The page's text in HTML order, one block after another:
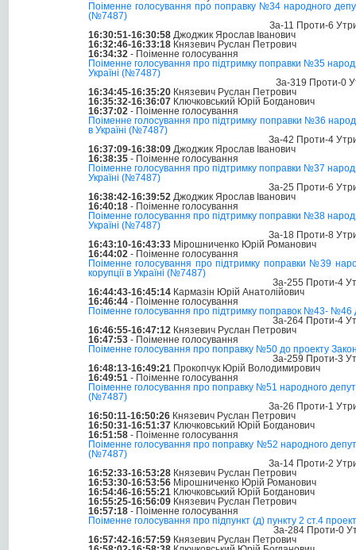
Поіменне голосування про поправку №34 народного
(№7487)
За-11 Проти-6
16:30:51-16:30:58 Джоджик Ярослав Іванович
16:32:46-16:33:18 Князевич Руслан Петрович
16:34:32 - Поіменне голосування
Поіменне голосування про підтримку поправки №35
Україні (№7487)
За-319 Проти-0
16:34:45-16:35:20 Князевич Руслан Петрович
16:35:32-16:36:07 Ключковський Юрій Богданович
16:37:02 - Поіменне голосування
Поіменне голосування про підтримку поправки №36
в Україні (№7487)
За-42 Проти-4
16:37:09-16:38:09 Джоджик Ярослав Іванович
16:38:35 - Поіменне голосування
Поіменне голосування про підтримку поправки №37
Україні (№7487)
За-25 Проти-6
16:38:42-16:39:52 Джоджик Ярослав Іванович
16:40:18 - Поіменне голосування
Поіменне голосування про підтримку поправки №38
Україні (№7487)
За-18 Проти-8
16:43:10-16:43:33 Мірошниченко Юрій Романович
16:44:02 - Поіменне голосування
Поіменне голосування про підтримку поправки №39
корупції в Україні (№7487)
За-255 Проти-4
16:44:43-16:45:14 Кармазін Юрій Анатолійович
16:46:44 - Поіменне голосування
Поіменне голосування про підтримку поправок №43- №46
За-264 Проти-4
16:46:55-16:47:12 Князевич Руслан Петрович
16:47:53 - Поіменне голосування
Поіменне голосування про поправку №50 до проекту
За-259 Проти-3
16:48:13-16:49:21 Прокопчук Юрій Володимирович
16:49:51 - Поіменне голосування
Поіменне голосування про поправку №51 народного
(№7487)
За-26 Проти-1
16:50:11-16:50:26 Князевич Руслан Петрович
16:50:31-16:51:37 Ключковський Юрій Богданович
16:51:58 - Поіменне голосування
Поіменне голосування про поправку №52 народного
(№7487)
За-14 Проти-2
16:52:33-16:53:28 Князевич Руслан Петрович
16:53:30-16:53:56 Мірошниченко Юрій Романович
16:54:46-16:55:21 Ключковський Юрій Богданович
16:55:25-16:56:09 Князевич Руслан Петрович
16:57:18 - Поіменне голосування
Поіменне голосування про підпункт (д) пункту 2 ст.4
За-284 Проти-0
16:57:42-16:57:59 Князевич Руслан Петрович